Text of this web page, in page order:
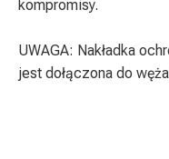
kompromisy.
UWAGA: Nakładka
jest dołączona do